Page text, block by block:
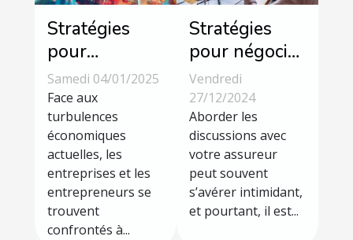
Stratégies
pour
transformer
les défis
économiques
en
opportunités
de croissance
Samedi 04/01/2025
Face aux
turbulences
économiques
actuelles, les
entreprises et les
entrepreneurs se
trouvent
confrontés à...
Stratégies
pour négocier
une meilleure
couverture
avec votre
assurance
Vendredi
27/12/2024
Aborder les
discussions avec
votre assureur
peut souvent
s’avérer intimidant,
et pourtant, il est...